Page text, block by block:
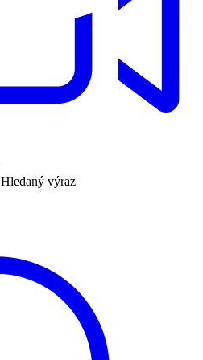
Hledaný výraz